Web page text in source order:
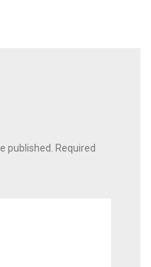
published. Required